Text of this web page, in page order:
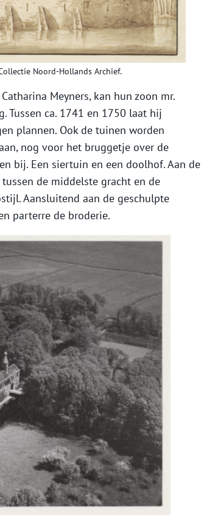
Noord-Hollands Archief.
Meyners, kan hun zoon mr.
Tussen ca. 1741 en 1750 laat hij
plannen. Ook de tuinen worden
nog voor het bruggetje over de
bij. Een siertuin en een doolhof. Aan de
de middelste gracht en de
Aansluitend aan de geschulpte
parterre de broderie.